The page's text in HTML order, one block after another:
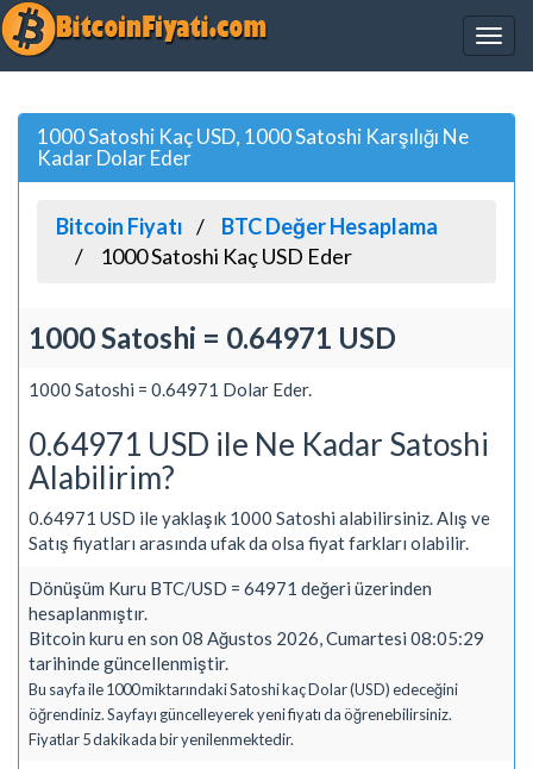
1000 Satoshi Kaç USD, 1000 Satoshi Karşılığı Ne
Kadar Dolar Eder
Bitcoin Fiyatı
BTC Değer Hesaplama
1000 Satoshi Kaç USD Eder
1000 Satoshi = 0.64971 USD
1000 Satoshi = 0.64971 Dolar Eder.
0.64971 USD ile Ne Kadar Satoshi
Alabilirim?
0.64971 USD ile yaklaşık 1000 Satoshi alabilirsiniz. Alış ve
Satış fiyatları arasında ufak da olsa fiyat farkları olabilir.
Dönüşüm Kuru BTC/USD = 64971 değeri üzerinden
hesaplanmıştır.
Bitcoin kuru en son 08 Ağustos 2026, Cumartesi 08:05:29
tarihinde güncellenmiştir.
Bu sayfa ile 1000 miktarındaki Satoshi kaç Dolar (USD) edeceğini
öğrendiniz. Sayfayı güncelleyerek yeni fiyatı da öğrenebilirsiniz.
Fiyatlar 5 dakikada bir yenilenmektedir.